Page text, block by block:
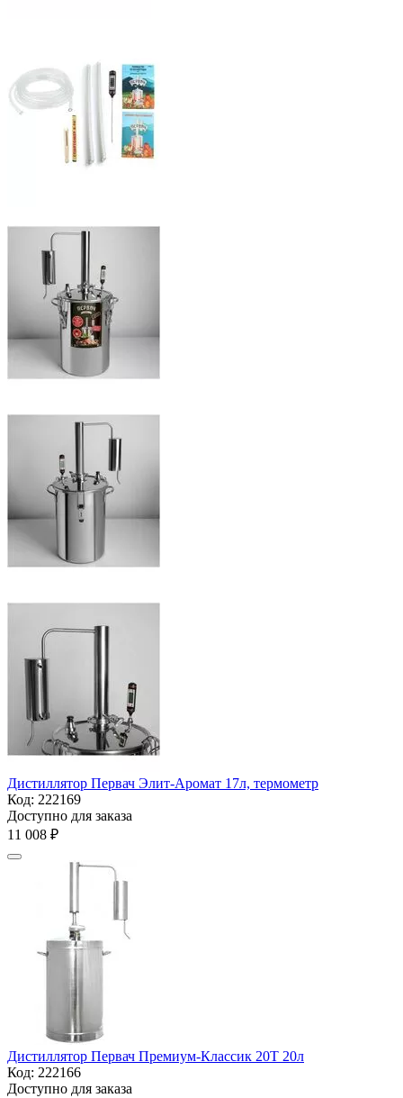
Дистиллятор Первач Элит-Аромат 17л, термометр
Код: 222169
Доступно для заказа
11 008 ₽
Дистиллятор Первач Премиум-Классик 20Т 20л
Код: 222166
Доступно для заказа